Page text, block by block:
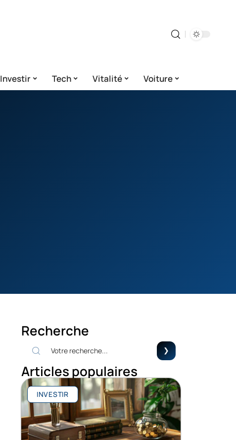
Investir Tech Vitalité Voiture
Recherche
Articles populaires
INVESTIR